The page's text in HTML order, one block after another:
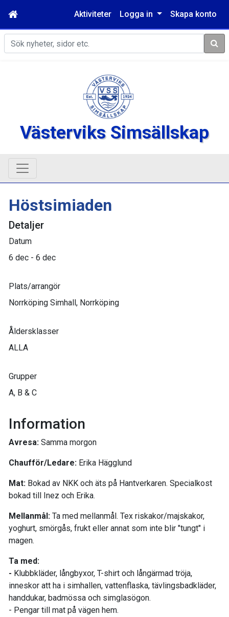
Aktiviteter Logga in Skapa konto
Sök
Västerviks Simsällskap
Höstsimiaden
Detaljer
Datum
6 dec - 6 dec
Plats/arrangör
Norrköping Simhall, Norrköping
Åldersklasser
ALLA
Grupper
A, B & C
Information
Avresa: Samma morgon
Chaufför/Ledare: Erika Hägglund
Mat: Bokad av NKK och äts på Hantverkaren. Specialkost
bokad till Inez och Erika.
Mellanmål: Ta med mellanmål. Tex riskakor/majskakor,
yoghurt, smörgås, frukt eller annat som inte blir "tungt" i
magen.
Ta med:
- Klubbkläder, långbyxor, T-shirt och långärmad tröja,
inneskor att ha i simhallen, vattenflaska, tävlingsbadkläder,
handdukar, badmössa och simglasögon.
- Pengar till mat på vägen hem.